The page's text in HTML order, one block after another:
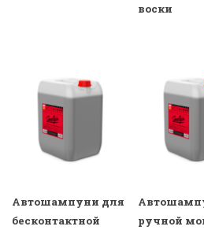
воски
Автошампуни для
бесконтактной
ручной